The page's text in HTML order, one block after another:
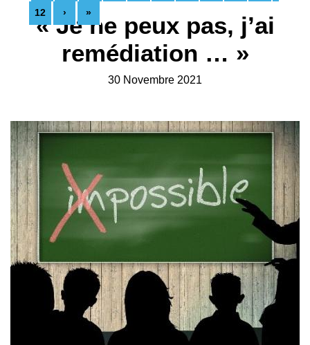
« Je ne peux pas, j’ai
remédiation … »
30 Novembre 2021
12 › »